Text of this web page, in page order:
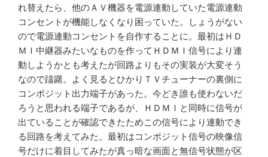
れ替えたら、他のＡＶ機器を電源連動していた電源連動
コンセントが機能しなくなり困っていた。しょうがない
ので電源連動コンセントを自作することに。最初はＨＤ
ＭＩ中継器みたいなものを作ってＨＤＭＩ信号により連
動しようかとも考えたが回路よりもその実装が大変そう
なので躊躇。よく見るとひかりＴＶチューナーの裏側に
コンポジット出力端子があった。今どき誰も使わないだ
ろうと思われる端子であるが、ＨＤＭＩと同時に信号が
出ていることが確認できたためこの信号により連動でき
る回路を考えてみた。最初はコンポジット信号の映像信
号だけに着目してみたが真っ暗な画面と無信号状態が区